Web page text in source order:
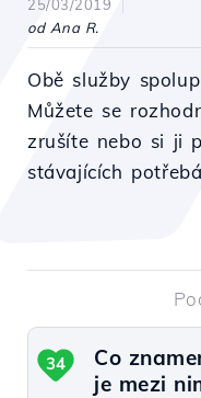
25/03/2019
od Ana R.
Obě služby
Můžete se
zrušíte nebo si ji
stávajících
Co
je mezi
34